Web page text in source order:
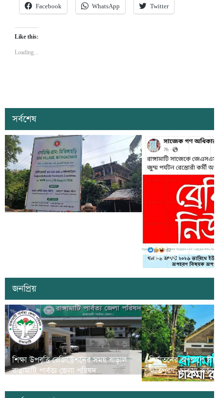
Facebook WhatsApp Twitter
Like this:
Loading...
সর্বশেষ
সাজেকে অপহরণের গুজব
সৃষ্টির চেষ্টা
জনপ্রিয়
শিক্ষা উপবৃত্তি রেজিস্ট্রেশনের সময় বাড়াল
রাঙামাটি পার্বত্য জেলা পরিষদ
নির্যাতনের অপরাধে
ক্ষতিপুরণ; চাকমা